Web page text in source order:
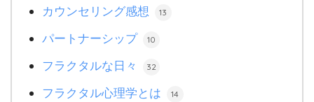
カウンセリング感想 13
パートナーシップ 10
フラクタルな日々 32
フラクタル心理学とは 14